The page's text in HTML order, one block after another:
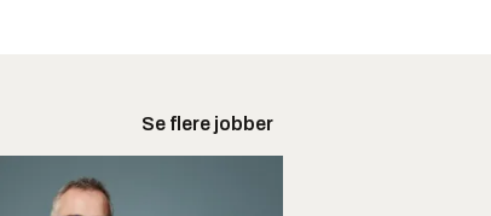
Se flere jobber